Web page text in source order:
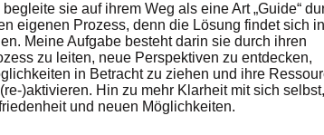
begleite sie auf ihrem Weg als eine Art „Guide“
eigenen Prozess, denn die Lösung findet sich in
Meine Aufgabe besteht darin sie durch ihren
zu leiten, neue Perspektiven zu entdecken,
in Betracht zu ziehen und ihre
)aktivieren. Hin zu mehr Klarheit mit sich selbst,
und neuen Möglichkeiten.